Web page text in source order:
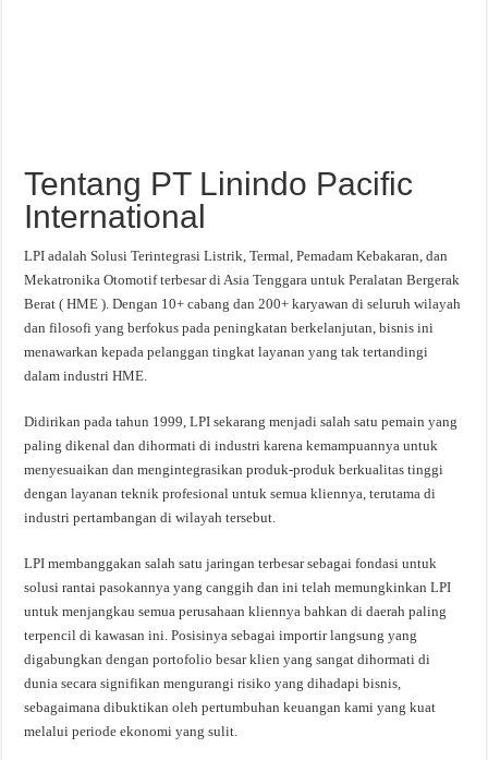
Tentang PT Linindo Pacific
International
LPI adalah Solusi Terintegrasi Listrik, Termal, Pemadam Kebakaran, dan
Mekatronika Otomotif terbesar di Asia Tenggara untuk Peralatan Bergerak
Berat ( HME ). Dengan 10+ cabang dan 200+ karyawan di seluruh wilayah
dan filosofi yang berfokus pada peningkatan berkelanjutan, bisnis ini
menawarkan kepada pelanggan tingkat layanan yang tak tertandingi
dalam industri HME.
Didirikan pada tahun 1999, LPI sekarang menjadi salah satu pemain yang
paling dikenal dan dihormati di industri karena kemampuannya untuk
menyesuaikan dan mengintegrasikan produk-produk berkualitas tinggi
dengan layanan teknik profesional untuk semua kliennya, terutama di
industri pertambangan di wilayah tersebut.
LPI membanggakan salah satu jaringan terbesar sebagai fondasi untuk
solusi rantai pasokannya yang canggih dan ini telah memungkinkan LPI
untuk menjangkau semua perusahaan kliennya bahkan di daerah paling
terpencil di kawasan ini. Posisinya sebagai importir langsung yang
digabungkan dengan portofolio besar klien yang sangat dihormati di
dunia secara signifikan mengurangi risiko yang dihadapi bisnis,
sebagaimana dibuktikan oleh pertumbuhan keuangan kami yang kuat
melalui periode ekonomi yang sulit.